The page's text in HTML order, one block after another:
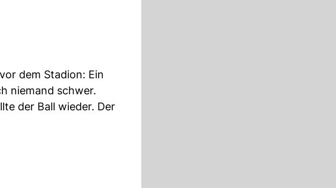
dem Stadion: Ein
niemand schwer.
der Ball wieder. Der